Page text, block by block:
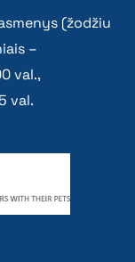
(žodžiu
–
val.,
val.